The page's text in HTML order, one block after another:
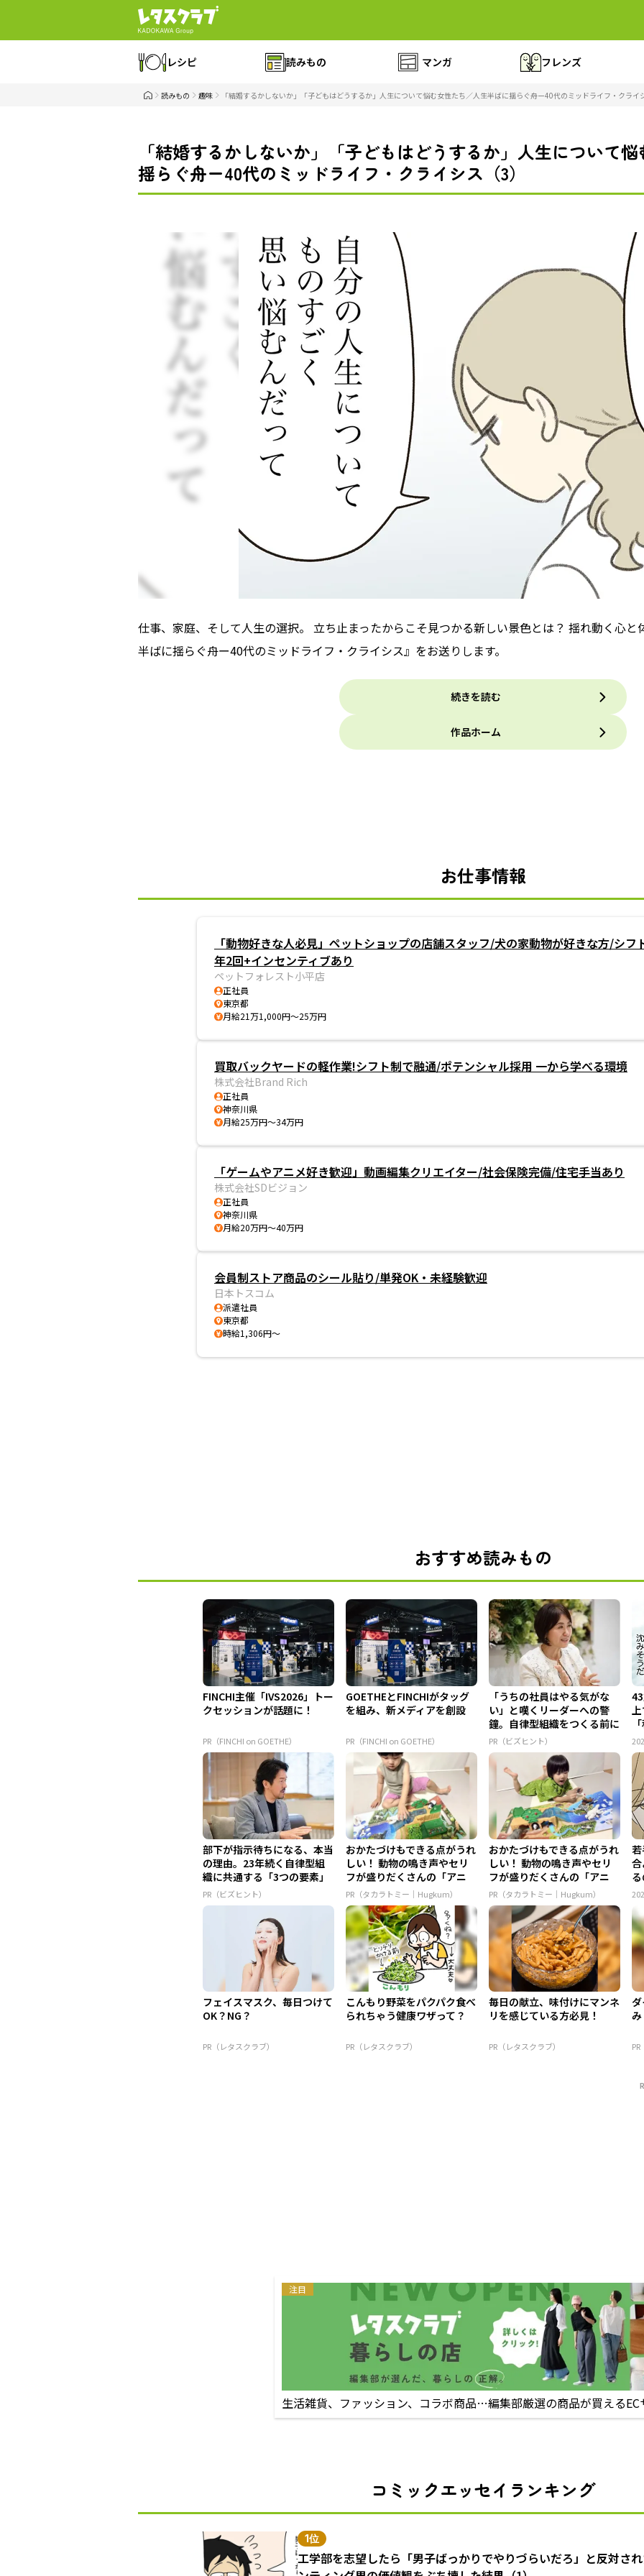
レシピ 読みもの マンガ フレンズ
読みもの 趣味 「結婚するかしないか」「子どもはどうするか」人生について悩む女性たち／人生半ばに揺らぐ舟ー40代のミッドライフ・クライ
「結婚するかしないか」「子どもはどうするか」人生について
揺らぐ舟ー40代のミッドライフ・クライシス（3）
仕事、家庭、そして人生の選択。 立ち止まったからこそ見つかる新しい景色とは？ 揺れ動く心
半ばに揺らぐ舟ー40代のミッドライフ・クライシス』をお送りします。
続きを読む
作品ホーム
お仕事情報
「動物好きな人必見」ペットショップの店舗スタッフ/犬の家動物が好きな方/シ
年2回+インセンティブあり
ペットフォレスト小平店
正社員
東京都
月給21万1,000円～25万円
買取バックヤードの軽作業!シフト制で融通/ポテンシャル採用 一から学べる環境
株式会社Brand Rich
正社員
神奈川県
月給25万円～34万円
「ゲームやアニメ好き歓迎」動画編集クリエイター/社会保険完備/住宅手当あり
株式会社SDビジョン
正社員
神奈川県
月給20万円～40万円
会員制ストア商品のシール貼り/単発OK・未経験歓迎
日本トスコム
派遣社員
東京都
時給1,306円～
おすすめ読みもの
FINCHI主催「IVS2026」トー
クセッションが話題に！
PR（FINCHI on GOETHE）
GOETHEとFINCHIがタッグ
を組み、新メディアを創設
PR（FINCHI on GOETHE）
「うちの社員はやる気がな
い」と嘆くリーダーへの警
鐘。自律型組織をつくる前に
外せな...
PR（ビズヒント）
な
部下が指示待ちになる、本当
の理由。23年続く自律型組
織に共通する「3つの要素」
PR（ビズヒント）
おかたづけもできる点がうれ
しい！ 動物の鳴き声やセリ
フが盛りだくさんの「アニ
ア ...
PR（タカラトミー｜Hugkum）
おかたづけもできる点がうれ
しい！ 動物の鳴き声やセリ
フが盛りだくさんの「アニ
ア ...
PR（タカラトミー｜Hugkum）
に
フェイスマスク、毎日つけて
OK？NG？
PR（レタスクラブ）
こんもり野菜をパクパク食べ
られちゃう健康ワザって？
PR（レタスクラブ）
毎日の献立、味付けにマンネ
リを感じている方必見！
PR（レタスクラブ） PR
注目
生活雑貨、ファッション、コラボ商品…編集部厳選の商品が買えるEC
コミックエッセイランキング
1位
工学部を志望したら「男子ばっかりでやりづらいだろ」と反対さ